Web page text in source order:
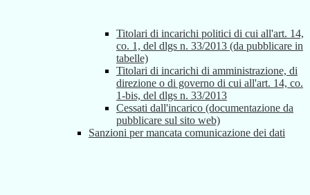
Titolari di incarichi politici di cui all'art. 14,
co. 1, del dlgs n. 33/2013 (da pubblicare in
tabelle)
Titolari di incarichi di amministrazione, di
direzione o di governo di cui all'art. 14, co.
1-bis, del dlgs n. 33/2013
Cessati dall'incarico (documentazione da
pubblicare sul sito web)
Sanzioni per mancata comunicazione dei dati